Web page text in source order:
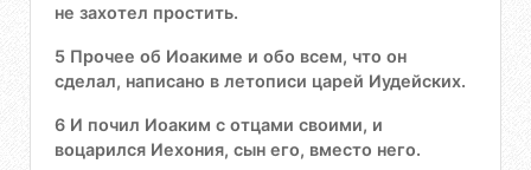
не захотел простить.
5 Прочее об Иоакиме и обо всем, что он
сделал, написано в летописи царей Иудейских.
6 И почил Иоаким с отцами своими, и
воцарился Иехония, сын его, вместо него.